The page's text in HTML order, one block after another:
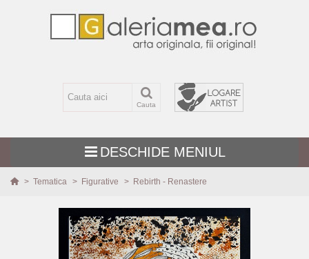
Cauta
DESCHIDE MENIUL
> Tematica > Figurative > Rebirth - Renastere